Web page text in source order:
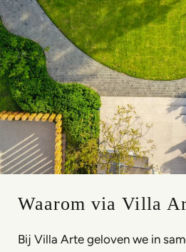
Waarom via Villa
Bij Villa Arte geloven we in